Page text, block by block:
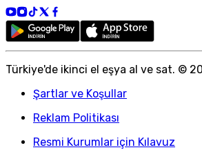
Türkiye'de ikinci el eşya al ve sat. ©
Şartlar ve Koşullar
Reklam Politikası
Resmi Kurumlar için Kılavuz